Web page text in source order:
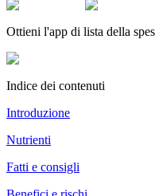
Ottieni l'app di lista della
Indice dei contenuti
Introduzione
Nutrienti
Fatti e consigli